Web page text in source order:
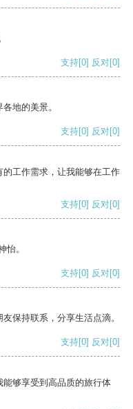
支持[0] 反对[0]
地的美景。
支持[0] 反对[0]
工作需求，让我能够在工作
支持[0] 反对[0]
怡。
支持[0] 反对[0]
保持联系，分享生活点滴。
支持[0] 反对[0]
够享受到高品质的旅行体